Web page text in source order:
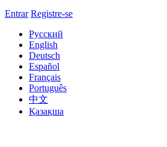
Entrar Registre-se
Русский
English
Deutsch
Español
Français
Português
中文
Қазақша